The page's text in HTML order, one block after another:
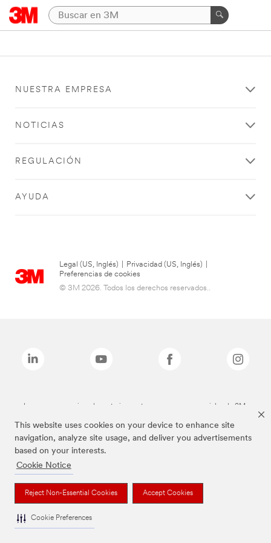
This website uses cookies on your device to enhance site
navigation, analyze site usage, and deliver you advertisements
based on your interests.
Cookie Notice
Reject Non-Essential Cookies Accept Cookies
Cookie Preferences
NUESTRA EMPRESA
NOTICIAS
REGULACIÓN
AYUDA
Legal (US, Inglés) Privacidad (US, Inglés)
Preferencias de cookies
© 3M 2026. Todos los derechos reservados..
Las marcas mencionadas anteriormente son marcas comerciales de 3M.